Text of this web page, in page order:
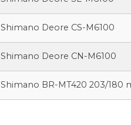
Shimano Deore CS-M6100
Shimano Deore CN-M6100
Shimano BR-MT420 203/180